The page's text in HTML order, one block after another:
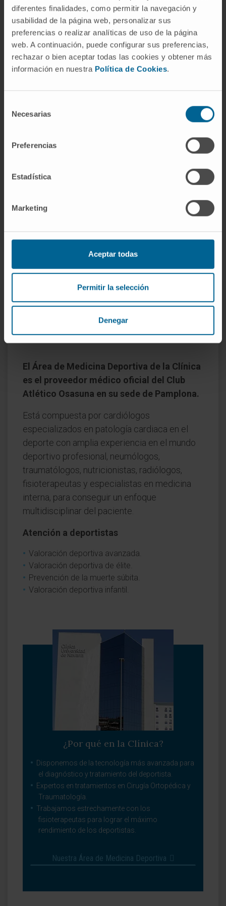
diferentes finalidades, como permitir la navegación y
usabilidad de la página web, personalizar sus
preferencias o realizar analíticas de uso de la página
web. A continuación, puede configurar sus preferencias,
rechazar o bien aceptar todas las cookies y obtener más
información en nuestra Política de Cookies.
Necesarias
Preferencias
Estadística
Marketing
Aceptar todas
Permitir la selección
Denegar
sobre su propia bicicleta para obtener datos
más precisos.
Durante la prueba, el equipo médico controla
de manera continua el ECG, la frecuencia
cardíaca, la presión arterial y posibles
ergoespirometría, también se analiza la
respiración mediante una mascarilla, lo que
prueba se interrumpe al alcanzar la fatiga
surgen signos que aconsejen detenerla.
El Área de Medicina Deportiva
de la Clínica Universidad de
El Área de Medicina Deportiva de la Clínica
es el proveedor médico oficial del Club
Atlético Osasuna en su sede de Pamplona.
Está compuesta por cardiólogos
especializados en patología cardiaca en el
deporte con amplia experiencia en el mundo
deportivo profesional, neumólogos,
traumatólogos, nutricionistas, radiólogos,
fisioterapeutas y especialistas en medicina
interna, para conseguir un enfoque
multidisciplinar del paciente.
Atención a deportistas
Valoración deportiva avanzada.
Valoración deportiva de élite.
Prevención de la muerte súbita.
Valoración deportiva infantil.
¿Por qué en la Clínica?
Disponemos de la tecnología más avanzada para
el diagnóstico y tratamiento del deportista.
Expertos en tratamientos en Cirugía Ortopédica y
Traumatología.
Trabajamos estrechamente con los
fisioterapeutas para lograr el máximo
rendimiento de los deportistas.
Nuestra Área de Medicina Deportiva